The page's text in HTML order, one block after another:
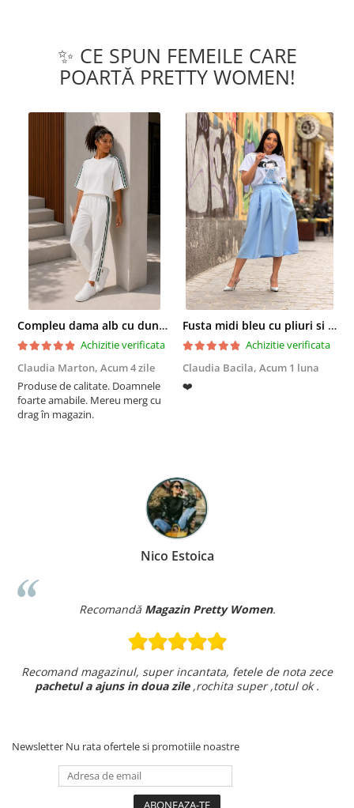
✨ CE SPUN FEMEILE CARE
POARTĂ PRETTY WOMEN!
Compleu dama alb cu dungi laterale in nuante de verde si negru
Achizitie verificata
Claudia Marton, Acum 4 zile
Produse de calitate. Doamnele
foarte amabile. Mereu merg cu
drag în magazin.
Fusta midi bleu cu pliuri si buzunare
Achizitie verificata
Claudia Bacila, Acum 1 luna
❤️
Nico Estoica
Recomandă Magazin Pretty Women.
Recomand magazinul, super incantata, fetele de nota zece
pachetul a ajuns in doua zile,rochita super ,totul ok .
Newsletter Nu rata ofertele si promotiile noastre